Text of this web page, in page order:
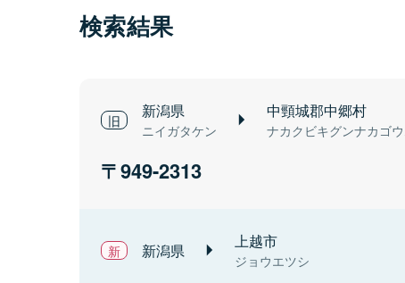
検索結果
新潟県
ニイガタケン
中頸城郡中郷村
ナカクビキグンナカゴ
949-2313
新潟県 上越市
ジョウエツシ